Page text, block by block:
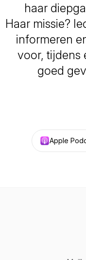
haar
Haar missie?
informeren
voor, tijdens
goed
Apple